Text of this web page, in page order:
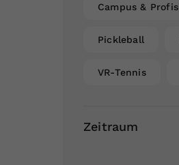
Campus & Profis
Pickleball
VR-Tennis
Zeitraum